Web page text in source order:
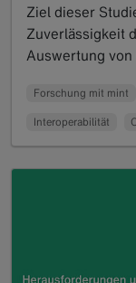
Ziel dieser
Zuverlässigkeit
Auswertung
Forschung mit mint
Interoperabilität